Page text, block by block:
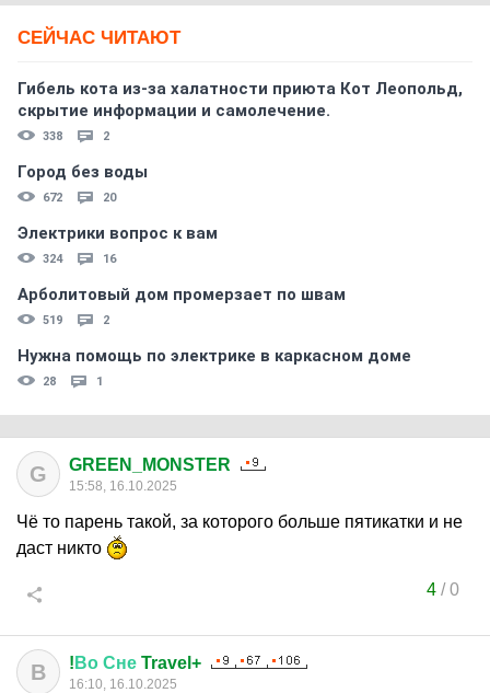
СЕЙЧАС ЧИТАЮТ
Гибель кота из-за халатности приюта Кот Леопольд,
скрытиe информации и самолечение.
338 2
Город без воды
672 20
Электрики вопрос к вам
324 16
Арболитовый дом промерзает по швам
519 2
Нужна помощь по электрике в каркасном доме
28 1
G GREEN_MONSTER
15:58, 16.10.2025
Чё то парень такой, за которого больше пятикатки и не
даст никто
4/0
В ! Во Сне Travel+
16:10, 16.10.2025